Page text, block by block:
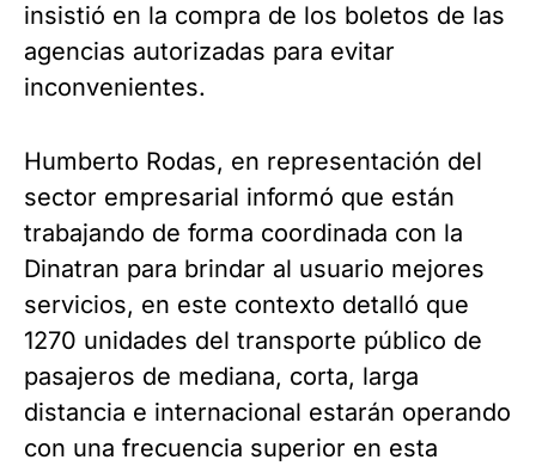
insistió en la compra de los boletos de las
agencias autorizadas para evitar
inconvenientes.
Humberto Rodas, en representación del
sector empresarial informó que están
trabajando de forma coordinada con la
Dinatran para brindar al usuario mejores
servicios, en este contexto detalló que
1270 unidades del transporte público de
pasajeros de mediana, corta, larga
distancia e internacional estarán operando
con una frecuencia superior en esta